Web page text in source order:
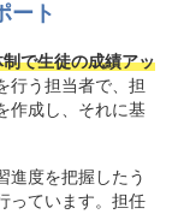
ート
で生徒の成績アッ
行う担当者で、担
作成し、それに基
進度を把握したう
っています。担任